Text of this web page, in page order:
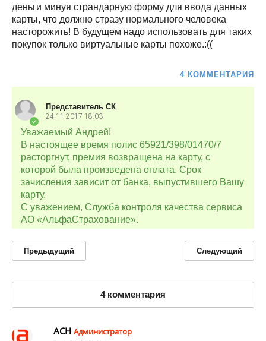
деньги минуя страндарную форму для ввода данных
карты, что должно стразу нормального человека
насторожить! В будущем надо использовать для таких
покупок только виртуальные карты похоже.:((
4 КОММЕНТАРИЯ
Представитель СК
24.11.2017 18:03
Уважаемый Андрей!
В настоящее время полис 65921/398/01470/7
расторгнут, премия возвращена на карту, с
которой была произведена оплата. Срок
зачисления зависит от банка, выпустившего Вашу
карту.
С уважением, Служба контроля качества сервиса
АО «АльфаСтрахование».
Предыдущий Следующий
4 комментария
АСН Администратор